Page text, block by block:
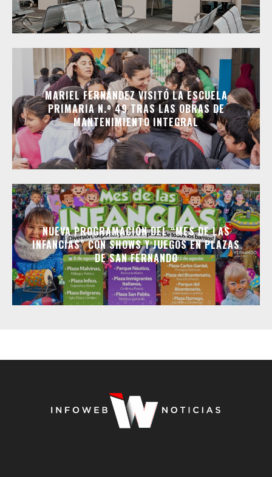
MARIEL FERNÁNDEZ VISITÓ LA ESCUELA
PRIMARIA N.º 49 TRAS LAS OBRAS DE
MANTENIMIENTO INTEGRAL
NUEVA PROGRAMACIÓN DEL “MES DE LAS
INFANCIAS” CON SHOWS Y JUEGOS EN PLAZAS
DE SAN FERNANDO